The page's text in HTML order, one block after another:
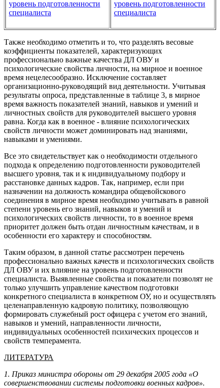
Также необходимо отметить и то, что разделять весовые
коэффициенты показателей, характеризующих
профессионально важные качества ДЛ ОВУ и
психологические свойства личности, на мирное и военное
время нецелесообразно. Исключение составляет
организационно-руководящий вид деятельности. Учитывая
результаты опроса, представленные в таблице 3, в мирное
время важность показателей знаний, навыков и умений и
личностных свойств для руководителей высшего уровня
равна. Когда как в военное - влияние психологических
свойств личности может доминировать над знаниями,
навыками и умениями.
Все это свидетельствует как о необходимости отдельного
подхода к определению подготовленности руководителей
высшего уровня, так и к индивидуальному подбору и
расстановке данных кадров. Так, например, если при
назначении на должность командира общевойскового
соединения в мирное время необходимо учитывать в равной
степени уровень его знаний, навыков и умений и
психологических свойств личности, то в военное время
приоритет должен быть отдан личностным качествам, и в
особенности его характеру и способностям.
Таким образом, в данной статье рассмотрен перечень
профессионально важных качеств и психологических свойств
ДЛ ОВУ и их влияние на уровень подготовленности
специалиста. Выявленные свойства и показатели позволят не
только улучшить управление качеством подготовки
конкретного специалиста в конкретном ОУ, но и осуществлять
целенаправленную кадровую политику, позволяющую
формировать служебный рост офицера с учетом его знаний,
навыков и умений, направленности личности,
индивидуальных особенностей психических процессов и
свойств темперамента.
ЛИТЕРАТУРА
1. Приказ министра обороны от 29 декабря 2005 года «О
совершенствовании системы подготовки военных кадров».